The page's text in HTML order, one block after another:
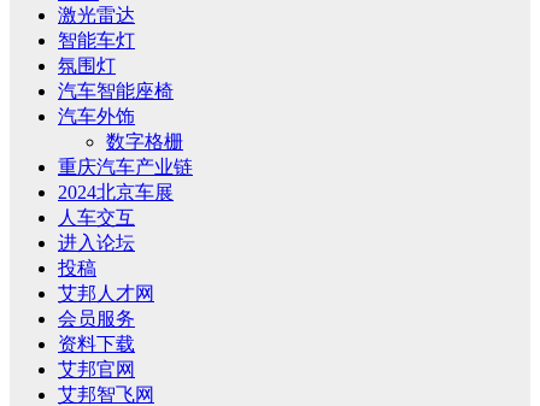
激光雷达
智能车灯
氛围灯
汽车智能座椅
汽车外饰
数字格栅
重庆汽车产业链
2024北京车展
人车交互
进入论坛
投稿
艾邦人才网
会员服务
资料下载
艾邦官网
艾邦智飞网